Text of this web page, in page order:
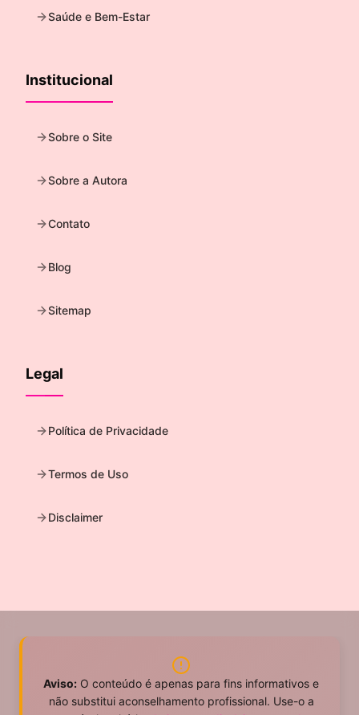
Saúde e Bem-Estar
Institucional
Sobre o Site
Sobre a Autora
Contato
Blog
Sitemap
Legal
Política de Privacidade
Termos de Uso
Disclaimer
Aviso: O conteúdo é apenas para fins informativos e
não substitui aconselhamento profissional. Use-o a